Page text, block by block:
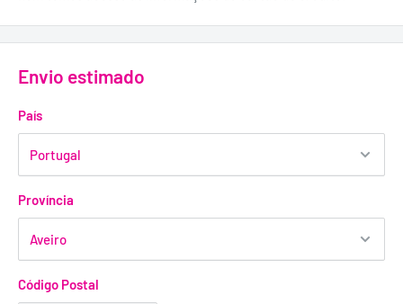
Envio estimado
País
Província
Código Postal